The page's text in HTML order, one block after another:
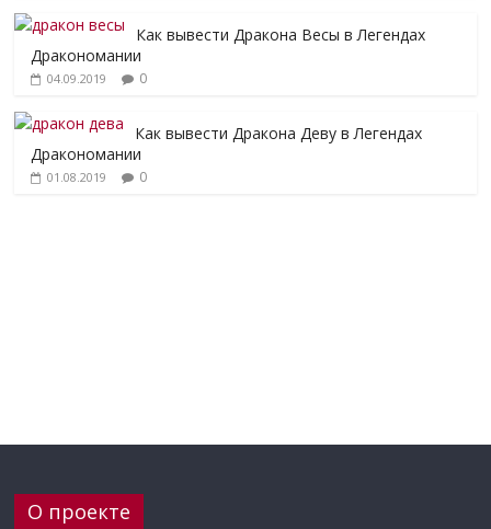
Как вывести Дракона Весы в Легендах
Дракономании
04.09.2019 0
Как вывести Дракона Деву в Легендах
Дракономании
01.08.2019 0
О проекте